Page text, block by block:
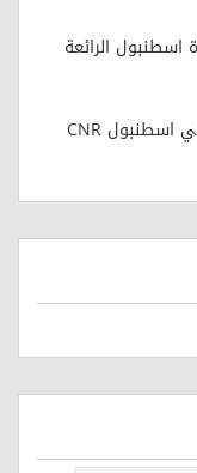
الرائعة
تغطية لليوم الأول من معرض الكتاب في اسطنبول CNR